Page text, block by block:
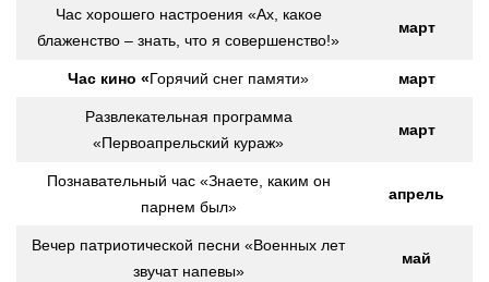
Час хорошего настроения «Ах, какое
блаженство – знать, что я совершенство!»
март
Час кино «Горячий снег памяти» март
Развлекательная программа
«Первоапрельский кураж»
март
Познавательный час «Знаете, каким он
парнем был»
апрель
Вечер патриотической песни «Военных лет
звучат напевы»
май